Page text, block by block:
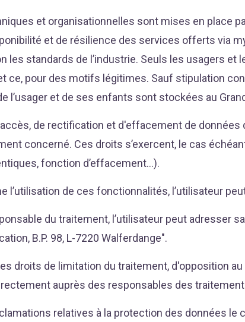
et organisationnelles sont mises en place
et de résilience des services offerts via
les standards de l’industrie. Seuls les usagers
ce, pour des motifs légitimes. Sauf stipulation
l’usager et de ses enfants sont stockées au
de rectification et d'effacement de
concerné. Ces droits s’exercent, le cas
fonction d’effacement…).
l’utilisation de ces fonctionnalités, l’utilisateur
du traitement, l’utilisateur peut adresser
B.P. 98, L-7220 Walferdange".
droits de limitation du traitement, d'opposition
auprès des responsables des
relatives à la protection des données